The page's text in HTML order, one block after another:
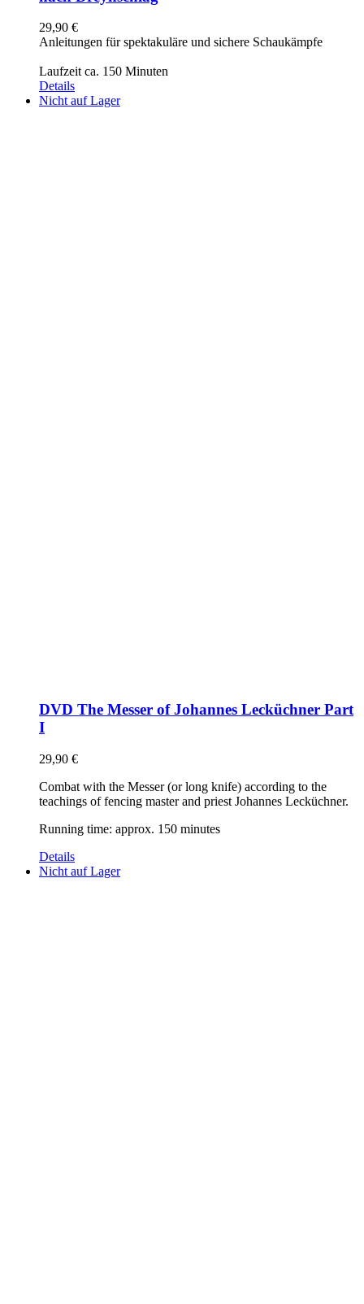
29,90 €
Anleitungen für spektakuläre und sichere Schaukämpfe
Laufzeit ca. 150 Minuten
Details
Nicht auf Lager
DVD The Messer of Johannes Lecküchner Part
I
29,90 €
Combat with the Messer (or long knife) according to the
teachings of fencing master and priest Johannes Lecküchner.
Running time: approx. 150 minutes
Details
Nicht auf Lager